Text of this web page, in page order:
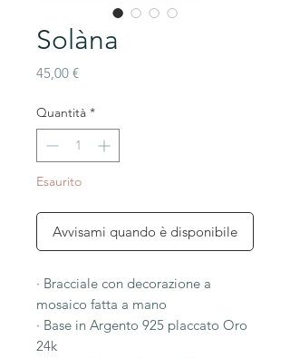
Solàna
45,00 €Prezzo
Quantità *
Esaurito
Avvisami quando è disponibile
· Bracciale con decorazione a
mosaico fatta a mano
· Base in Argento 925 placcato Oro
24k